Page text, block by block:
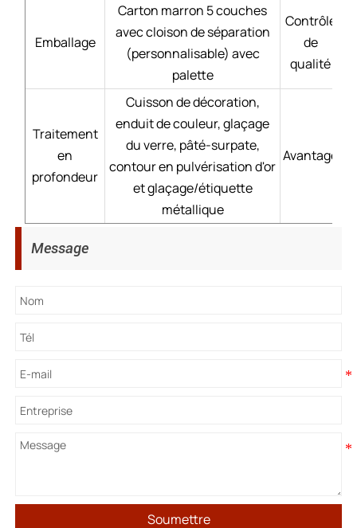
Emballage
Carton marron 5 couches
avec cloison de séparation
(personnalisable) avec
palette
Contrôle
de
qualité
Traitement
en
profondeur
Cuisson de décoration,
enduit de couleur, glaçage
du verre, pâté-surpate,
contour en pulvérisation d'or
et glaçage/étiquette
métallique
Avantage
Message
Soumettre